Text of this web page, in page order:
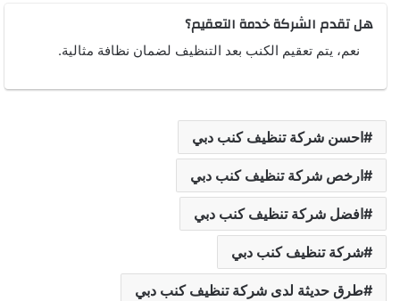
هل تقدم الشركة خدمة التعقيم؟
نعم، يتم تعقيم الكنب بعد التنظيف لضمان نظافة مثالية.
احسن شركة تنظيف كنب دبي
ارخص شركة تنظيف كنب دبي
افضل شركة تنظيف كنب دبي
شركة تنظيف كنب دبي
طرق حديثة لدى شركة تنظيف كنب دبي